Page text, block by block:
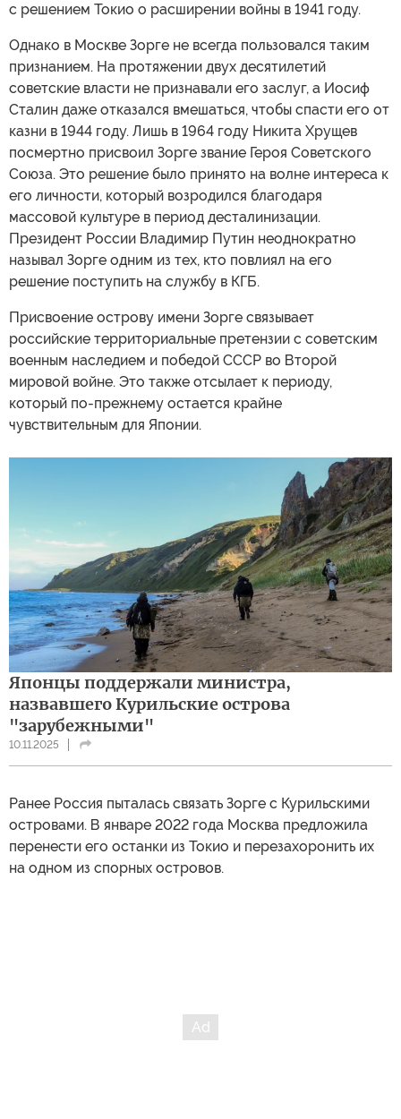
с решением Токио о расширении войны в 1941 году.
Однако в Москве Зорге не всегда пользовался таким
признанием. На протяжении двух десятилетий
советские власти не признавали его заслуг, а Иосиф
Сталин даже отказался вмешаться, чтобы спасти его от
казни в 1944 году. Лишь в 1964 году Никита Хрущев
посмертно присвоил Зорге звание Героя Советского
Союза. Это решение было принято на волне интереса к
его личности, который возродился благодаря
массовой культуре в период десталинизации.
Президент России Владимир Путин неоднократно
называл Зорге одним из тех, кто повлиял на его
решение поступить на службу в КГБ.
Присвоение острову имени Зорге связывает
российские территориальные претензии с советским
военным наследием и победой СССР во Второй
мировой войне. Это также отсылает к периоду,
который по-прежнему остается крайне
чувствительным для Японии.
Японцы поддержали министра,
назвавшего Курильские острова
"зарубежными"
10.11.2025
Ранее Россия пыталась связать Зорге с Курильскими
островами. В январе 2022 года Москва предложила
перенести его останки из Токио и перезахоронить их
на одном из спорных островов.